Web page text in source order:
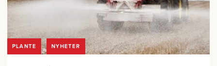
PLANTE NYHETER